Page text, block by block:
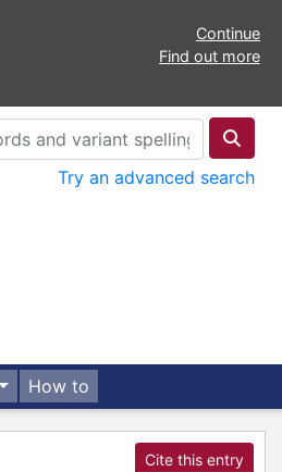
Continue
Find out more
Try an advanced search
How to
Cite this entry